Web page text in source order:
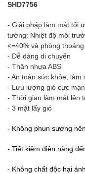
SHD7756
- Giải pháp làm mát tối
tưởng: Nhiệt độ môi
<=40% và phòng
- Dễ dàng di chuyển
- Thân nhựa ABS
- An toàn sức khỏe, làm
- Lưu lượng gió cực
- Thời gian làm mát lên
- 3 mặt lấy gió
- Không phun sương
- Tiết kiệm điện năng
- Không chất độc hại